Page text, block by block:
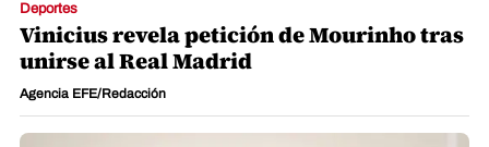
Deportes
Vinicius revela petición de Mourinho tras
unirse al Real Madrid
Agencia EFE/Redacción